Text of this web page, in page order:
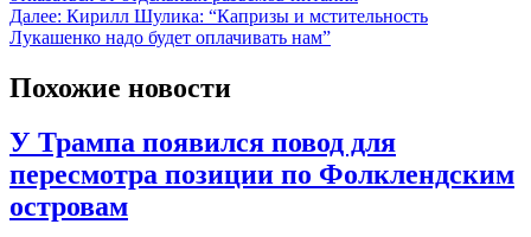
Далее: Кирилл Шулика: “Капризы и мстительность
Лукашенко надо будет оплачивать нам”
Похожие новости
У Трампа появился повод для
пересмотра позиции по Фолклендским
островам